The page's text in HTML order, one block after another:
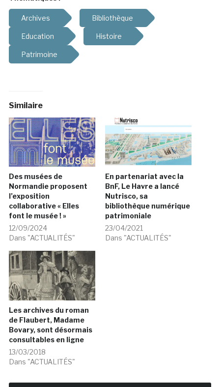
Archives Bibliothèque
Education Histoire
Patrimoine
Similaire
Des musées de
Normandie proposent
l’exposition
collaborative « Elles
font le musée ! »
12/09/2024
Dans "ACTUALITÉS"
En partenariat avec la
BnF, Le Havre a lancé
Nutrisco, sa
bibliothèque numérique
patrimoniale
23/04/2021
Dans "ACTUALITÉS"
Les archives du roman
de Flaubert, Madame
Bovary, sont désormais
consultables en ligne
13/03/2018
Dans "ACTUALITÉS"